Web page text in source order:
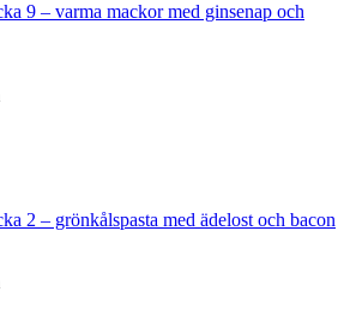
9 – varma mackor med ginsenap och
2 – grönkålspasta med ädelost och bacon